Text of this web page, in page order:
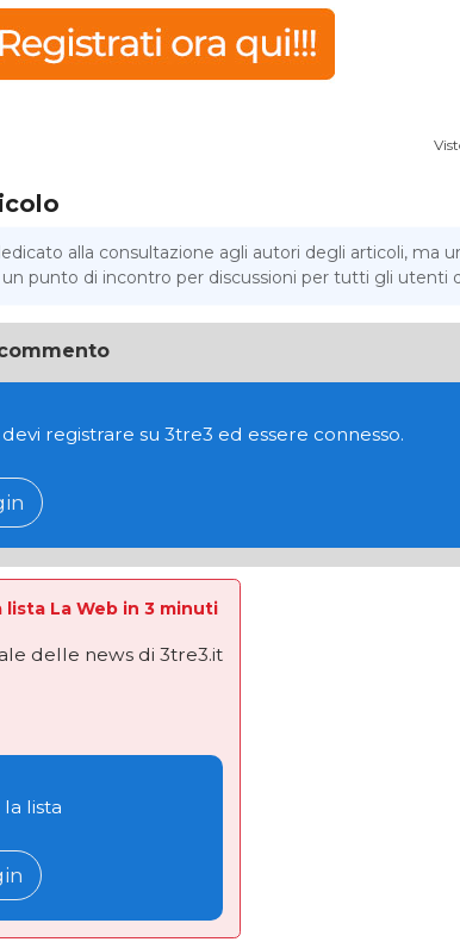
alla consultazione agli autori degli articoli, ma
punto di incontro per discussioni per tutti gli utenti
registrare su 3tre3 ed essere connesso.
La Web in 3 minuti
delle news di 3tre3.it
lista